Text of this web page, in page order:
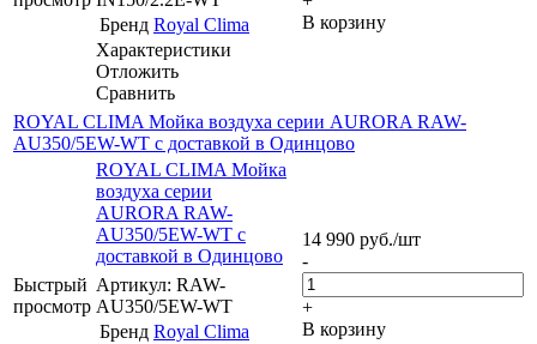
Бренд Royal Clima
Характеристики
Отложить
Сравнить
В корзину
ROYAL CLIMA Мойка воздуха серии AURORA RAW-
AU350/5EW-WT с доставкой в Одинцово
Быстрый
просмотр
ROYAL CLIMA Мойка
воздуха серии
AURORA RAW-
AU350/5EW-WT с
доставкой в Одинцово
Артикул: RAW-
AU350/5EW-WT
Бренд Royal Clima
14 990 руб./шт
-
+
В корзину